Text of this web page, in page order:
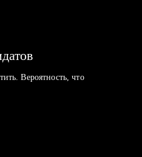
Вероятность, что